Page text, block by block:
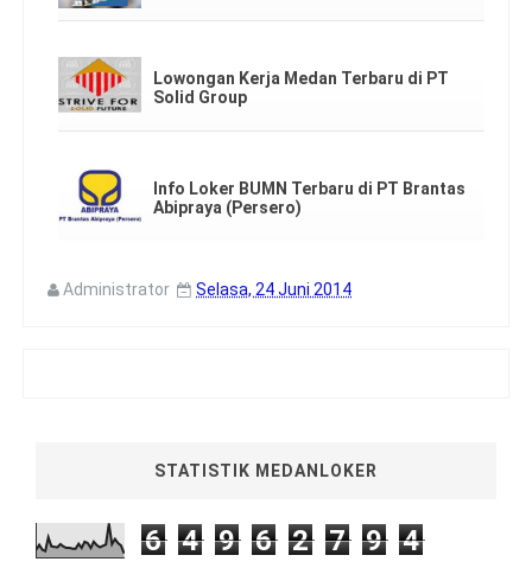
Lowongan Kerja Medan Terbaru di PT
Solid Group
Info Loker BUMN Terbaru di PT Brantas
Abipraya (Persero)
Administrator Selasa, 24 Juni 2014
STATISTIK MEDANLOKER
6 4 9 6 2 7 9 4